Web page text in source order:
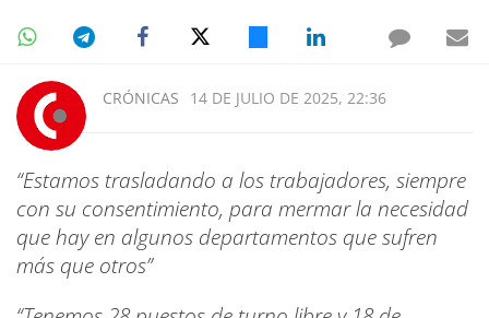
CRÓNICAS 14 DE JULIO DE 2025, 22:36
“Estamos trasladando a los trabajadores, siempre
con su consentimiento, para mermar la necesidad
que hay en algunos departamentos que sufren
más que otros”